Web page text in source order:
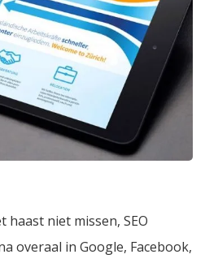
niet missen, SEO
overaal in Google, Facebook,